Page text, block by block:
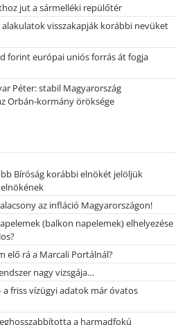
jut a sármelléki repülőtér
alakulatok visszakapják korábbi nevüket
forint európai uniós forrás át fogja
Péter: stabil Magyarország
Orbán-kormány öröksége
Bíróság korábbi elnökét jelöljük
az infláció Magyarországon!
(balkon napelemek) elhelyezése
elő rá a Marcali Portálnál?
nagy vizsgája…
a friss vízügyi adatok már óvatos
a harmadfokú